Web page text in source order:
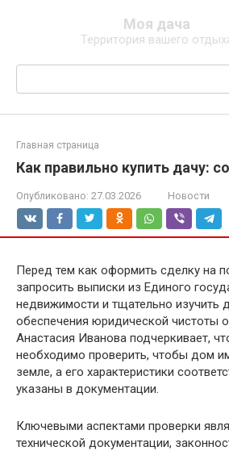
Моя дача
Территория вашего
Поиск:
Главная страница
Как правильно купить дачу:
Опубликовано: 27.03.2026 Новости
Перед тем как оформить сделку на
запросить выписки из Единого
недвижимости и тщательно изучить
обеспечения юридической чистоты
Анастасия Иванова подчеркивает,
необходимо проверить, чтобы дом
земле, а его характеристики
указаны в документации.
Ключевыми аспектами проверки
технической документации,